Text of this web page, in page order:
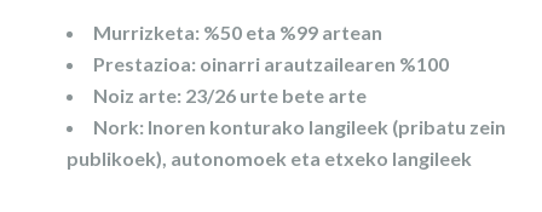
Murrizketa: %50 eta %99 artean
Prestazioa: oinarri arautzailearen %100
Noiz arte: 23/26 urte bete arte
Nork: Inoren konturako langileek (pribatu zein
publikoek), autonomoek eta etxeko langileek